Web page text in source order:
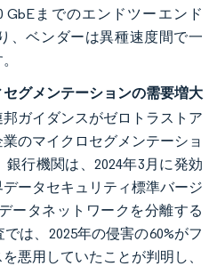
GbEまでのエンドツーエンド
、ベンダーは異種速度間で一
グメンテーションの需要増大
ガイダンスがゼロトラストア
のマイクロセグメンテーショ
行機関は、2024年3月に発効
ータセキュリティ標準バージ
ータネットワークを分離する
は、2025年の侵害の60%がフ
悪用していたことが判明し、